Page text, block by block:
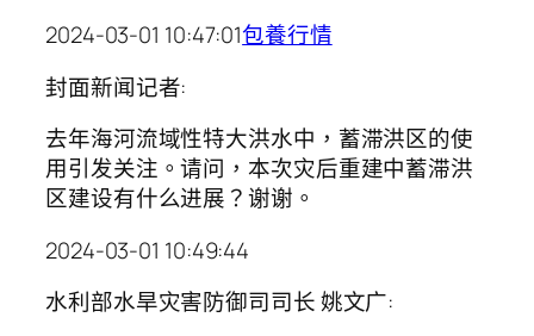
2024-03-01 10:47:01包養行情
封面新闻记者:
去年海河流域性特大洪水中，蓄滞洪区的使
用引发关注。请问，本次灾后重建中蓄滞洪
区建设有什么进展？谢谢。
2024-03-01 10:49:44
水利部水旱灾害防御司司长 姚文广: